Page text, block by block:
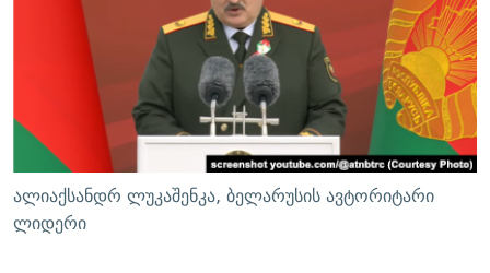
ᲛᲝᲚᲐᲞᲐᲠᲐᲙᲔ ᲢᲔᲥᲡᲢᲔᲑᲘ
ᲨᲘᲜ - ᲣᲪᲮᲝᲔᲗᲨᲘ
ᲚᲘᲢᲔᲠᲐᲢᲣᲠᲣᲚᲘ ᲬᲐᲮᲜᲐᲒᲔᲑᲘ
ᲐᲛᲔᲠᲘᲙᲣᲚᲘ ᲛᲝᲗᲮᲠᲝᲑᲐ
ᲘᲛᲞᲔᲠᲘᲐ ᲓᲐ ᲠᲐᲓᲘᲝ
ᲩᲔᲛᲘ ᲡᲘᲙᲕᲓᲘᲚᲘᲡ ᲛᲘᲖᲔᲖᲘᲐ COVID-19
11 ᲬᲔᲚᲘ - 11 ᲐᲛᲑᲐᲕᲘ
ᲡᲐᲞᲐᲠᲚᲐᲛᲔᲜᲢᲝ ᲐᲠᲩᲔᲕᲜᲔᲑᲘᲡ ᲘᲡᲢᲝᲠᲘᲐ
ᲑᲐᲕᲨᲕᲔᲑᲘ ᲞᲠᲝᲡᲢᲘᲢᲣᲪᲘᲐᲨᲘ - ᲐᲛᲝᲣᲗᲥᲛᲔᲚᲘ ᲐᲛᲑᲐᲕᲘ
5 ᲐᲛᲑᲐᲕᲘ - 20 ᲘᲕᲜᲘᲡᲡ ᲓᲐᲨᲐᲕᲔᲑᲣᲚᲔᲑᲘ
ᲐᲒᲕᲘᲡᲢᲝᲡ ᲝᲛᲘ
ᲒᲐᲛᲝᲘᲬᲔᲠᲔ
რთე/რთ-ის ყველა საიტი
ალიაქსანდრ ლუკაშენკა, ბელარუსის ავტორიტარი
ლიდერი